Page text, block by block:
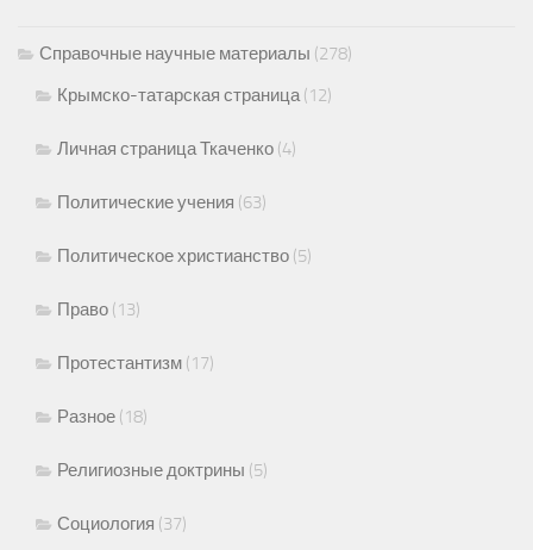
Справочные научные материалы (278)
Крымско-татарская страница(12)
Личная страница Ткаченко (4)
Политические учения (63)
Политическое христианство (5)
Право (13)
Протестантизм (17)
Разное (18)
Религиозные доктрины (5)
Социология (37)